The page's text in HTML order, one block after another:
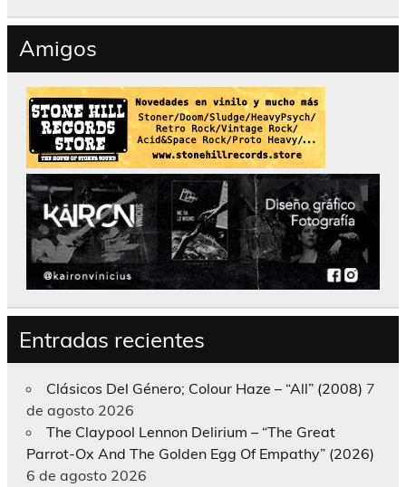
Amigos
Entradas recientes
Clásicos Del Género; Colour Haze – “All” (2008) 7
de agosto 2026
The Claypool Lennon Delirium – “The Great
Parrot-Ox And The Golden Egg Of Empathy” (2026)
6 de agosto 2026